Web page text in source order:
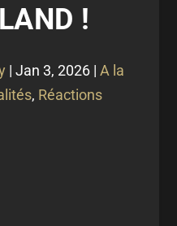
!
| Jan 3, 2026 | A la
, Réactions